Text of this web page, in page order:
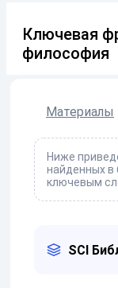
Ключевая
философия
Материалы
Ниже
найденных в
ключевым
SCI